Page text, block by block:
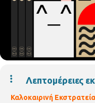
Λεπτομέρειες
Καλοκαιρινή